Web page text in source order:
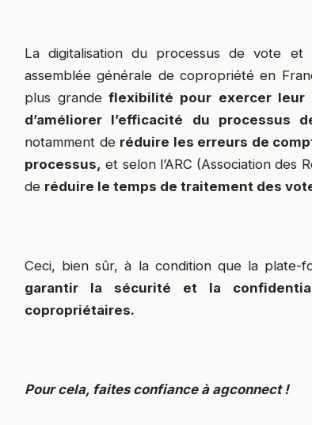
La digitalisation du processus de vote
assemblée générale de copropriété en
plus grande flexibilité pour exercer leur
d’améliorer l’efficacité du processus
notamment de réduire les erreurs de
processus, et selon l’ARC (Association des
de réduire le temps de traitement des
Ceci, bien sûr, à la condition que la plate-
garantir la sécurité et la
copropriétaires.
Pour cela, faites confiance à agconnect !